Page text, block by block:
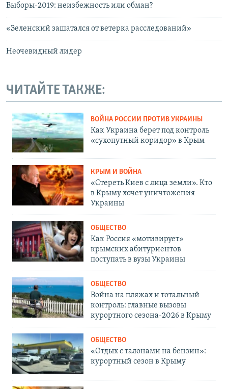
Выборы-2019: неизбежность или обман?
«Зеленский зашатался от ветерка расследований»
Неочевидный лидер
ЧИТАЙТЕ ТАКЖЕ:
ВОЙНА РОССИИ ПРОТИВ УКРАИНЫ
Как Украина берет под контроль
«сухопутный коридор» в Крым
КРЫМ И ВОЙНА
«Стереть Киев с лица земли». Кто
в Крыму хочет уничтожения
Украины
ОБЩЕСТВО
Как Россия «мотивирует»
крымских абитуриентов
поступать в вузы Украины
ОБЩЕСТВО
Война на пляжах и тотальный
контроль: главные вызовы
курортного сезона-2026 в Крыму
ОБЩЕСТВО
«Отдых с талонами на бензин»:
курортный сезон в Крыму